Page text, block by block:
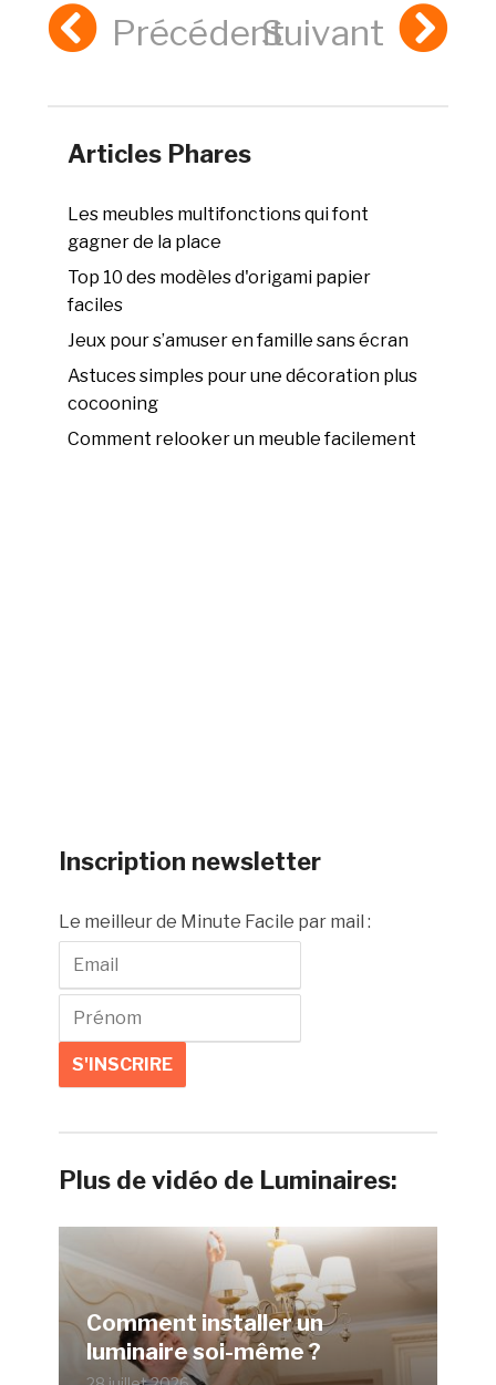
PrécédentSuivant
Articles Phares
Les meubles multifonctions qui font
gagner de la place
Top 10 des modèles d'origami papier
faciles
Jeux pour s’amuser en famille sans écran
Astuces simples pour une décoration plus
cocooning
Comment relooker un meuble facilement
Inscription newsletter
Le meilleur de Minute Facile par mail :
Plus de vidéo de Luminaires:
Comment installer un
luminaire soi-même ?